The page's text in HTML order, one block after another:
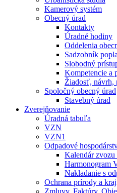
Kamerový systém
Obecný úrad
Kontakty
Úradné hodiny
Oddelenia
Sadzobník
Slobodný
Kompetencie a
Žiadosť, návrh,
Spoločný obecný úrad
Stavebný úrad
Zverejňovanie
Úradná tabuľa
VZN
VZN1
Odpadové
Kalendár zvozu
Harmonogram
Nakladanie s
Ochrana prírody a
Zmluvy, Faktúry,